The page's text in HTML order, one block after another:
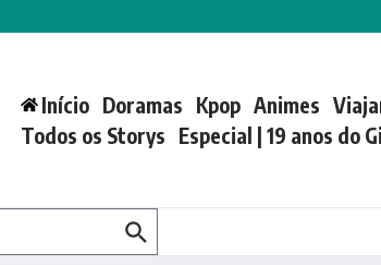
Início Doramas Kpop Animes
Todos os Storys Especial | 19 anos do